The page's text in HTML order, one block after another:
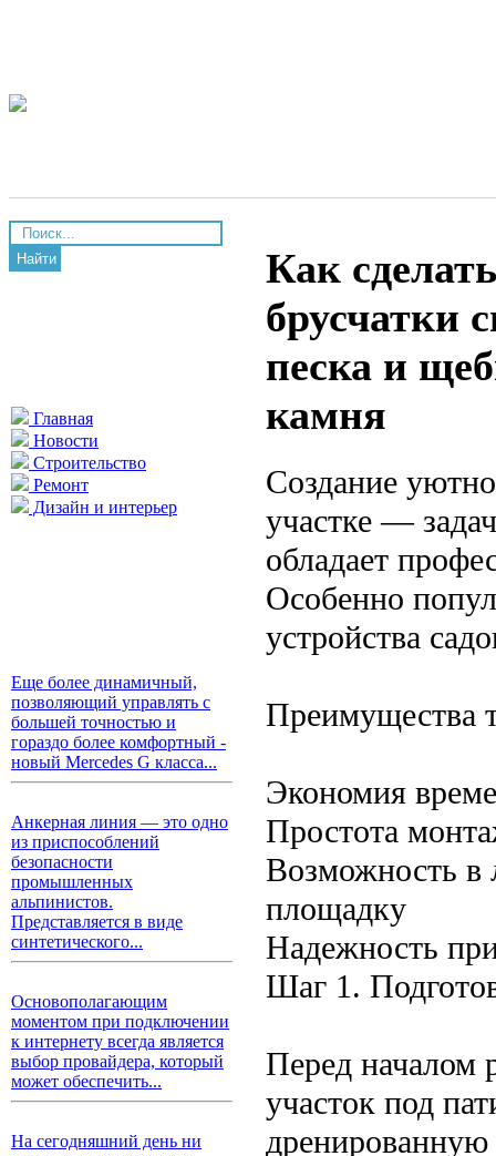
Найти
Главная
Новости
Строительство
Ремонт
Дизайн и интерьер
Еще более динамичный,
позволяющий управлять с
большей точностью и
гораздо более комфортный -
новый Mercedes G класса...
Анкерная линия — это одно
из приспособлений
безопасности
промышленных
альпинистов.
Представляется в виде
синтетического...
Основополагающим
моментом при подключении
к интернету всегда является
выбор провайдера, который
может обеспечить...
На сегодняшний день ни
Как
брусчатки
песка и
камня
Создание
участке —
обладает
Особенно
устройства
Преимущества
Экономия
Простота
Возможность в
площадку
Надежность
Шаг 1.
Перед началом
участок под
дренированную